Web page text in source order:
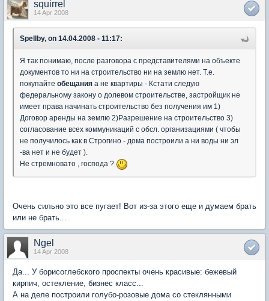
squirrel
14 Apr 2008
Spellby, on 14.04.2008 - 11:17:
Я так понимаю, после разговора с представителями на объекте
документов то ни на строительство ни на землю нет. Т.е.
покупайте обещания а не квартиры - Кстати следую
федеральному закону о долевом строительстве, застройщик не
имеет права начинать строительство без получения им 1)
Договор аренды на землю 2)Разрешение на строительство 3)
согласование всех коммуникаций с обсл. организациями ( чтобы
не получилось как в Строгино - дома построили а ни воды ни эл
-ва нет и не будет ).
Не стремновато , господа ?
Очень сильно это все пугает! Вот из-за этого еще и думаем брать
или не брать...
Ngel
14 Apr 2008
Да... У борисоглебского проспекты очень красивые: бежевый
кирпич, остекление, бизнес класс...
А на деле построили голубо-розовые дома со стеклянными